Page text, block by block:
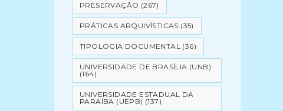
PRESERVAÇÃO (267)
PRÁTICAS ARQUIVÍSTICAS (35)
TIPOLOGIA DOCUMENTAL (36)
UNIVERSIDADE DE BRASÍLIA (UNB)
(164)
UNIVERSIDADE ESTADUAL DA
PARAÍBA (UEPB) (137)